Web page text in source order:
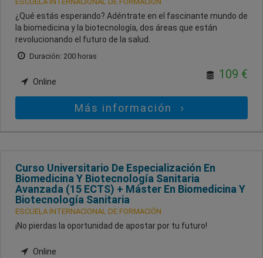
¿Qué estás esperando? Adéntrate en el fascinante mundo de
la biomedicina y la biotecnología, dos áreas que están
revolucionando el futuro de la salud.
Duración: 200 horas
Online
109 €
Más información
Curso Universitario De Especialización En
Biomedicina Y Biotecnología Sanitaria
Avanzada (15 ECTS) + Máster En Biomedicina Y
Biotecnología Sanitaria
ESCUELA INTERNACIONAL DE FORMACIÓN
¡No pierdas la oportunidad de apostar por tu futuro!
Online